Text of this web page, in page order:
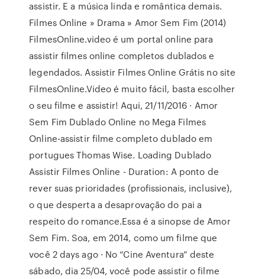
assistir. E a música linda e romântica demais.
Filmes Online » Drama » Amor Sem Fim (2014)
FilmesOnline.video é um portal online para
assistir filmes online completos dublados e
legendados. Assistir Filmes Online Grátis no site
FilmesOnline.Video é muito fácil, basta escolher
o seu filme e assistir! Aqui, 21/11/2016 · Amor
Sem Fim Dublado Online no Mega Filmes
Online-assistir filme completo dublado em
portugues Thomas Wise. Loading Dublado
Assistir Filmes Online - Duration: A ponto de
rever suas prioridades (profissionais, inclusive),
o que desperta a desaprovação do pai a
respeito do romance.Essa é a sinopse de Amor
Sem Fim. Soa, em 2014, como um filme que
você 2 days ago · No “Cine Aventura” deste
sábado, dia 25/04, você pode assistir o filme